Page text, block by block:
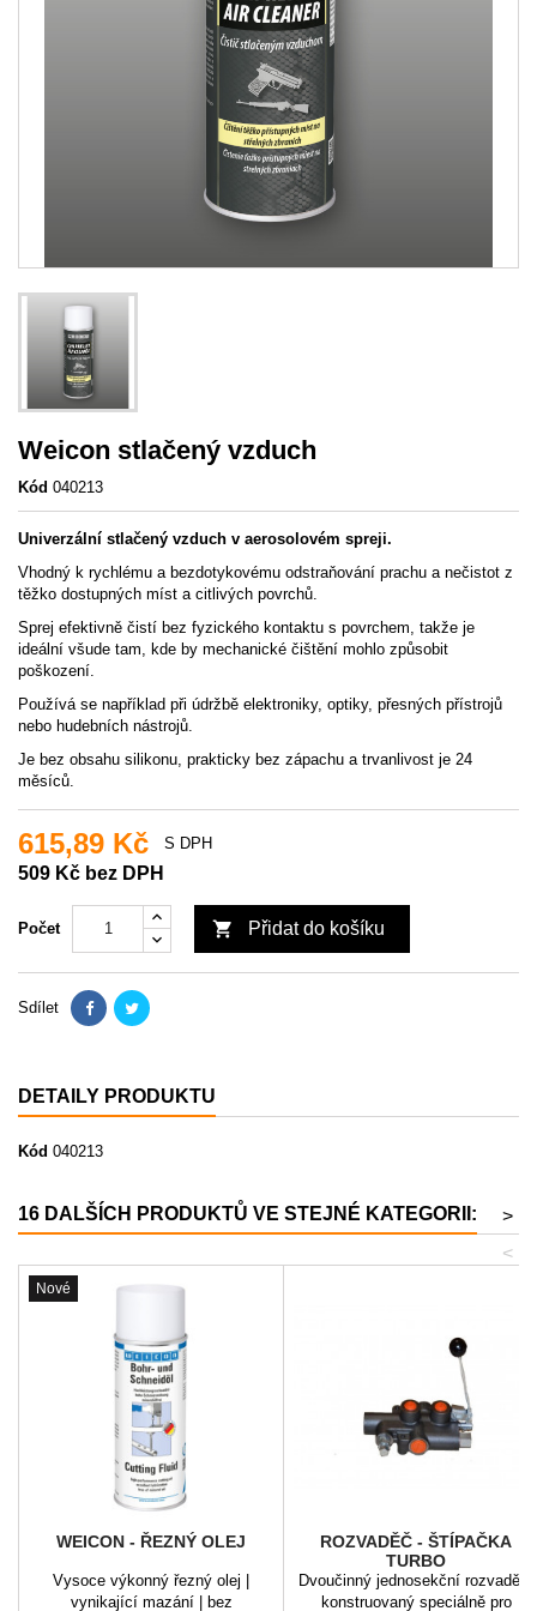
Weicon stlačený vzduch
Kód 040213
Univerzální stlačený vzduch v aerosolovém spreji.
Vhodný k rychlému a bezdotykovému odstraňování prachu a nečistot z
těžko dostupných míst a citlivých povrchů.
Sprej efektivně čistí bez fyzického kontaktu s povrchem, takže je
ideální všude tam, kde by mechanické čištění mohlo způsobit
poškození.
Používá se například při údržbě elektroniky, optiky, přesných přístrojů
nebo hudebních nástrojů.
Je bez obsahu silikonu, prakticky bez zápachu a trvanlivost je 24
měsíců.
615,89 Kč
509 Kč bez DPH
S DPH
Počet  Přidat do košíku
Sdílet
DETAILY PRODUKTU
Kód 040213
16 DALŠÍCH PRODUKTŮ VE STEJNÉ KATEGORII:
>
<
Nové
WEICON - ŘEZNÝ OLEJ
Vysoce výkonný řezný olej |
vynikající mazání | bez
ROZVADĚČ - ŠTÍPAČKA
TURBO
Dvoučinný jednosekční rozvaděč,
konstruovaný speciálně pro